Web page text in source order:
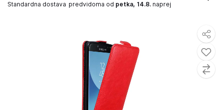
Standardna dostava predvidoma od petka, 14.8. naprej